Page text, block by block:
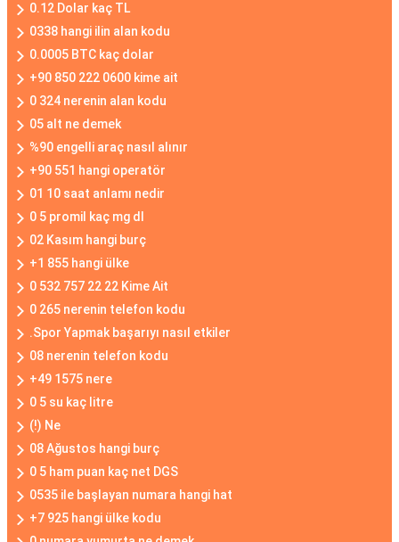
0.12 Dolar kaç TL
0338 hangi ilin alan kodu
0.0005 BTC kaç dolar
+90 850 222 0600 kime ait
0 324 nerenin alan kodu
05 alt ne demek
%90 engelli araç nasıl alınır
+90 551 hangi operatör
01 10 saat anlamı nedir
0 5 promil kaç mg dl
02 Kasım hangi burç
+1 855 hangi ülke
0 532 757 22 22 Kime Ait
0 265 nerenin telefon kodu
.Spor Yapmak başarıyı nasıl etkiler
08 nerenin telefon kodu
+49 1575 nere
0 5 su kaç litre
(!) Ne
08 Ağustos hangi burç
0 5 ham puan kaç net DGS
0535 ile başlayan numara hangi hat
+7 925 hangi ülke kodu